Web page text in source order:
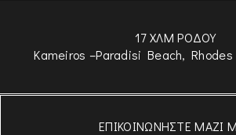
17 ΧΛΜ ΡΟΔΟΥ
Kameiros –Paradisi Beach, Rhodes
ΕΠΙΚΟΙΝΩΝΗΣΤΕ ΜΑΖΙ